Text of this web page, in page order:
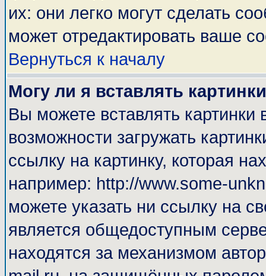
их: они легко могут сделать
может отредактировать ваше
Вернуться к началу
Могу ли я вставлять
Вы можете вставлять
возможности загружать
ссылку на картинку, которая
например: http://www.some-
можете указать ни ссылку на
является общедоступным
находятся за механизмом